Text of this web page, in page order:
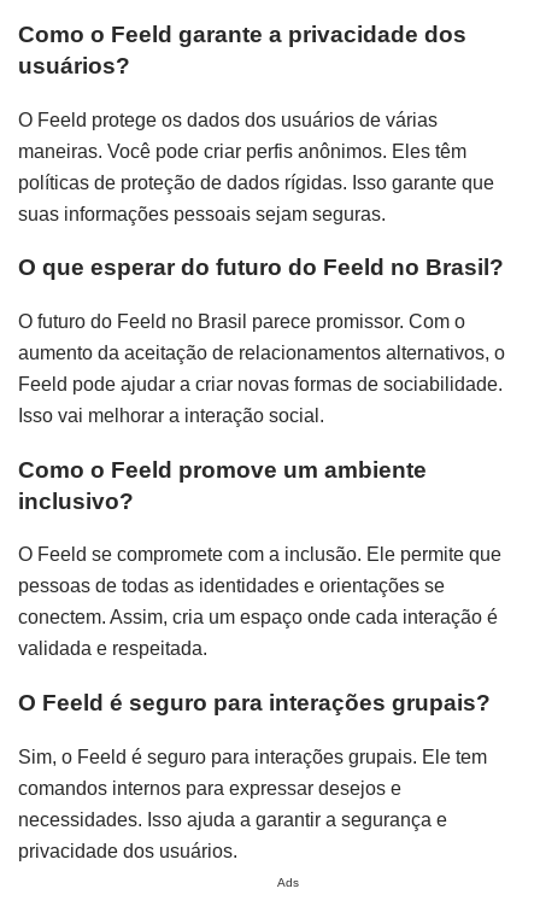
Como o Feeld garante a privacidade dos
usuários?
O Feeld protege os dados dos usuários de várias
maneiras. Você pode criar perfis anônimos. Eles têm
políticas de proteção de dados rígidas. Isso garante que
suas informações pessoais sejam seguras.
O que esperar do futuro do Feeld no Brasil?
O futuro do Feeld no Brasil parece promissor. Com o
aumento da aceitação de relacionamentos alternativos, o
Feeld pode ajudar a criar novas formas de sociabilidade.
Isso vai melhorar a interação social.
Como o Feeld promove um ambiente
inclusivo?
O Feeld se compromete com a inclusão. Ele permite que
pessoas de todas as identidades e orientações se
conectem. Assim, cria um espaço onde cada interação é
validada e respeitada.
O Feeld é seguro para interações grupais?
Sim, o Feeld é seguro para interações grupais. Ele tem
comandos internos para expressar desejos e
necessidades. Isso ajuda a garantir a segurança e
privacidade dos usuários.
Ads